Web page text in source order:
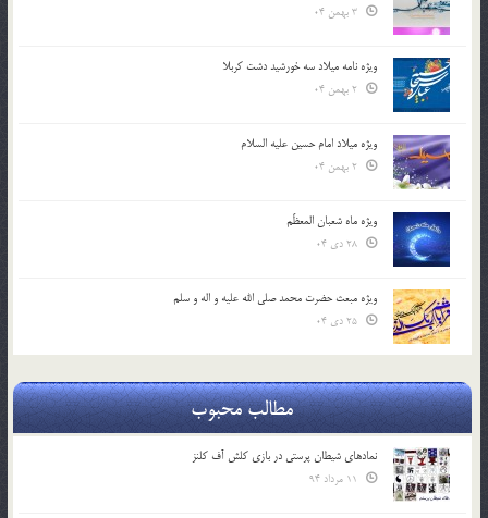
ویژه نامه میلاد سه خورشید دشت کربلا
ویژه میلاد امام حسین علیه السلام
ویژه ماه شعبان المعظّم
ویژه مبعث حضرت محمد صلی الله علیه و اله و سلم
مطالب محبوب
نمادهای شیطان پرستی در بازی کلش آف کلنز